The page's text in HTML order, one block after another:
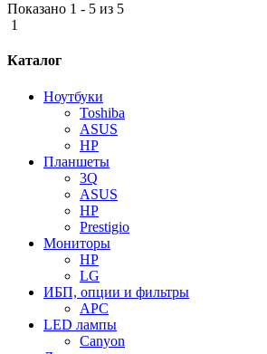
Показано 1 - 5 из 5
1
Каталог
Ноутбуки
Toshiba
ASUS
HP
Планшеты
3Q
ASUS
HP
Prestigio
Мониторы
HP
LG
ИБП, опции и фильтры
APC
LED лампы
Canyon